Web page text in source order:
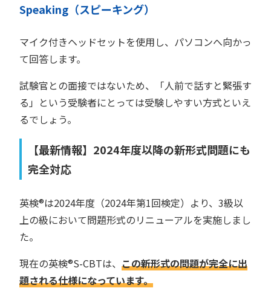
Speaking（スピーキング）
マイク付きヘッドセットを使用し、パソコンへ向かっ
て回答します。
試験官との面接ではないため、「人前で話すと緊張す
る」という受験者にとっては受験しやすい方式といえ
るでしょう。
【最新情報】2024年度以降の新形式問題にも
完全対応
英検®︎は2024年度（2024年第1回検定）より、3級以
上の級において問題形式のリニューアルを実施しまし
た。
現在の英検®︎S-CBTは、 この新形式の問題が完全に出
題される仕様になっています。